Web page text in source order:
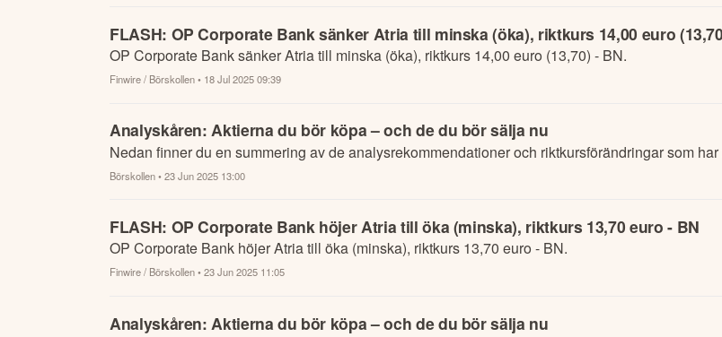
FLASH: OP Corporate Bank sänker Atria till minska (öka), riktkurs 14,00 euro
OP Corporate Bank sänker Atria till minska (öka), riktkurs 14,00 euro (13,70) - BN.
Finwire / Börskollen• 18 Jul 2025 09:39
Analyskåren: Aktierna du bör köpa – och de du bör sälja nu
Nedan finner du en summering av de analysrekommendationer och riktkursförändringar som
Börskollen• 23 Jun 2025 13:00
FLASH: OP Corporate Bank höjer Atria till öka (minska), riktkurs 13,70 euro - BN
OP Corporate Bank höjer Atria till öka (minska), riktkurs 13,70 euro - BN.
Finwire / Börskollen• 23 Jun 2025 11:05
Analyskåren: Aktierna du bör köpa – och de du bör sälja nu